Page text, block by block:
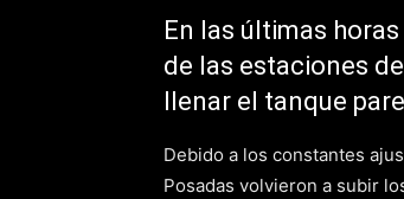
En las últimas
de las estaciones
llenar el tanque
Debido a los constantes
Posadas volvieron a subir